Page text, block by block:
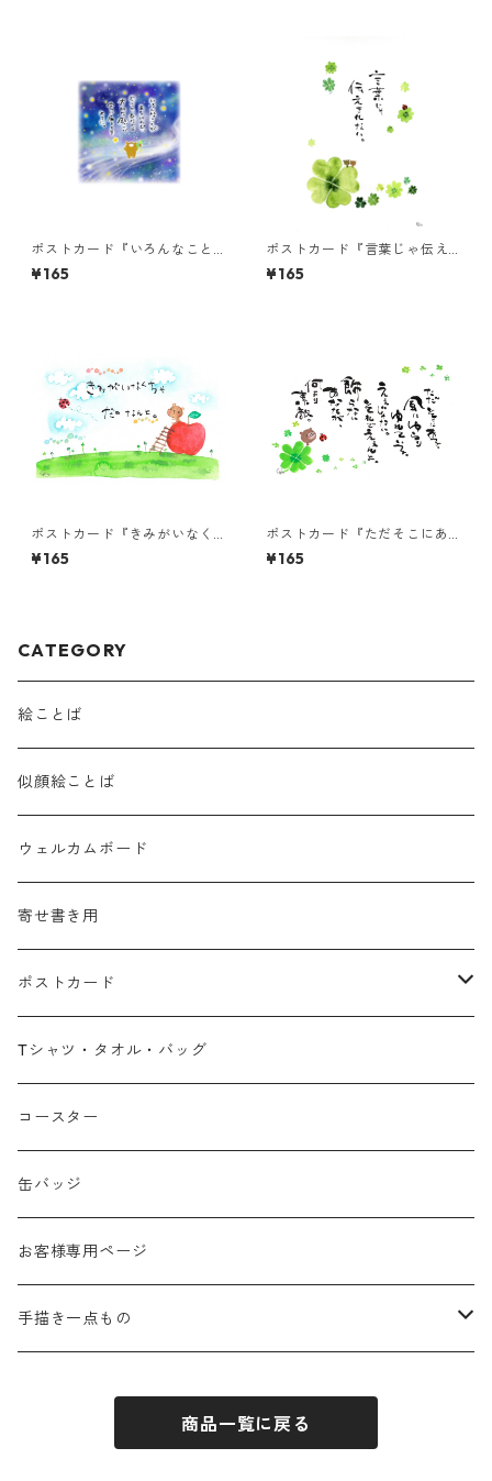
ポストカード『いろんなこと
があるけれど』
¥165
ポストカード『言葉じゃ伝え
きれない。』
¥165
ポストカード『きみがいなく
ちゃ だめなんよ。』
¥165
ポストカード『ただそこにあ
る。風にゆらり・・・』
¥165
CATEGORY
絵ことば
似顔絵ことば
ウェルカムボード
寄せ書き用
ポストカード
広島弁
春
夏
秋
冬
Tシャツ・タオル・バッグ
コースター
缶バッジ
お客様専用ページ
手描き一点もの
手描きウォールポケット
商品一覧に戻る